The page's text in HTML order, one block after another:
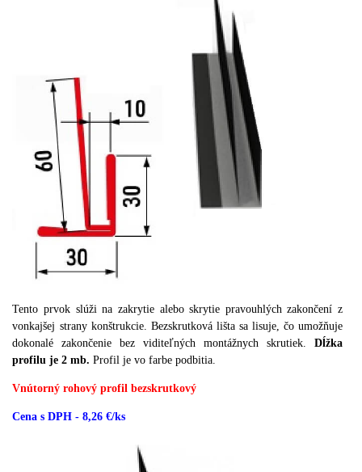
Tento prvok slúži na zakrytie alebo skrytie pravouhlých zakončení z
vonkajšej strany konštrukcie. Bezskrutková lišta sa lisuje, čo umožňuje
dokonalé zakončenie bez viditeľných montážnych skrutiek.
Dĺžka
profilu je 2 mb. Profil je vo farbe podbitia.
Vnútorný rohový profil bezskrutkový
Cena s DPH - 8,26 €/ks